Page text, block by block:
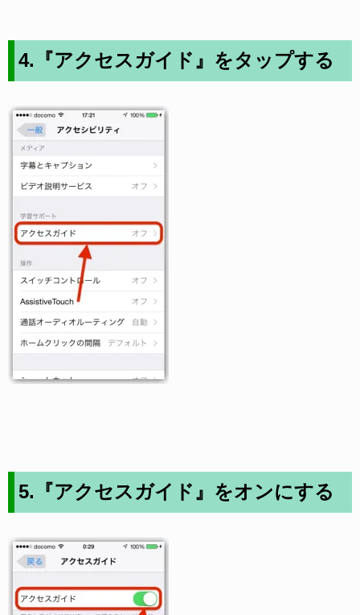
4.『アクセスガイド』をタップする
5.『アクセスガイド』をオンにする